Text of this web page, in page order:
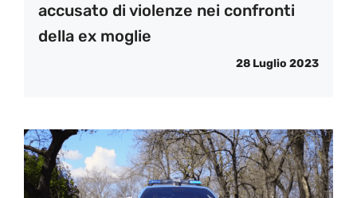
accusato di violenze nei confronti
della ex moglie
28 Luglio 2023